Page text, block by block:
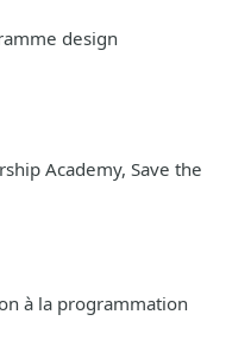
design
Academy, Save the
à la programmation